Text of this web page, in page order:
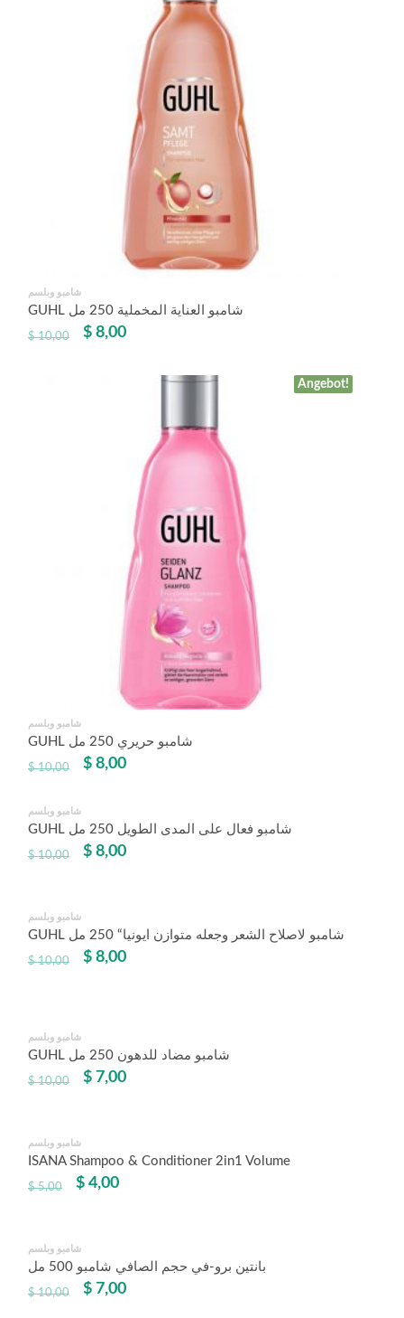
شامبو وبلسم
GUHL شامبو العناية المخملية 250 مل
$10,00 $ 8,00
Angebot!
شامبو وبلسم
GUHL شامبو حريري 250 مل
$10,00 $ 8,00
شامبو وبلسم
GUHL شامبو فعال على المدى الطويل 250 مل
$10,00 $ 8,00
شامبو وبلسم
GUHL شامبو لاصلاح الشعر وجعله متوازن ايونيا“ 250 مل
$10,00 $ 8,00
شامبو وبلسم
GUHL شامبو مضاد للدهون 250 مل
$10,00 $ 7,00
شامبو وبلسم
ISANA Shampoo & Conditioner 2in1 Volume
$5,00 $ 4,00
شامبو وبلسم
بانتين برو-في حجم الصافي شامبو 500 مل
$10,00 $ 7,00